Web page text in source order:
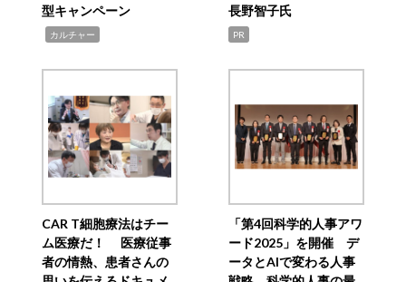
型キャンペーン
カルチャー
長野智子氏
PR
CAR T細胞療法はチー
ム医療だ！ 医療従事
者の情熱、患者さんの
「第4回科学的人事アワ
ード2025」を開催 デ
ータとAIで変わる人事